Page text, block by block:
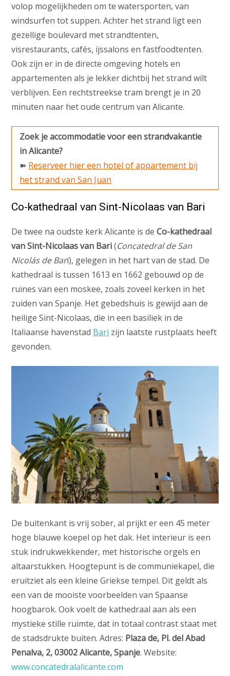
volop mogelijkheden om te watersporten, van
windsurfen tot suppen. Achter het strand ligt een
gezellige boulevard met strandtenten,
visrestaurants, cafés, ijssalons en fastfoodtenten.
Ook zijn er in de directe omgeving hotels en
appartementen als je lekker dichtbij het strand wilt
verblijven. Een rechtstreekse tram brengt je in 20
minuten naar het oude centrum van Alicante.
Zoek je accommodatie voor een strandvakantie
in Alicante?
➽ Reserveer hier een hotel of appartement bij
het strand van San Juan
Co-kathedraal van Sint-Nicolaas van Bari
De twee na oudste kerk Alicante is deCo-kathedraal
van Sint-Nicolaas van Bari(Concatedral de San
Nicolás de Bari), gelegen in het hart van de stad. De
kathedraal is tussen 1613 en 1662 gebouwd op de
ruïnes van een moskee, zoals zoveel kerken in het
zuiden van Spanje. Het gebedshuis is gewijd aan de
heilige Sint-Nicolaas, die in een basiliek in de
Italiaanse havenstad Bari zijn laatste rustplaats heeft
gevonden.
De buitenkant is vrij sober, al prijkt er een 45 meter
hoge blauwe koepel op het dak. Het interieur is een
stuk indrukwekkender, met historische orgels en
altaarstukken. Hoogtepunt is de communiekapel, die
eruitziet als een kleine Griekse tempel. Dit geldt als
een van de mooiste voorbeelden van Spaanse
hoogbarok. Ook voelt de kathedraal aan als een
mystieke stille ruimte, dat in totaal contrast staat met
de stadsdrukte buiten. Adres: Plaza de, Pl. del Abad
Penalva, 2, 03002 Alicante, Spanje. Website:
www.concatedralalicante.com